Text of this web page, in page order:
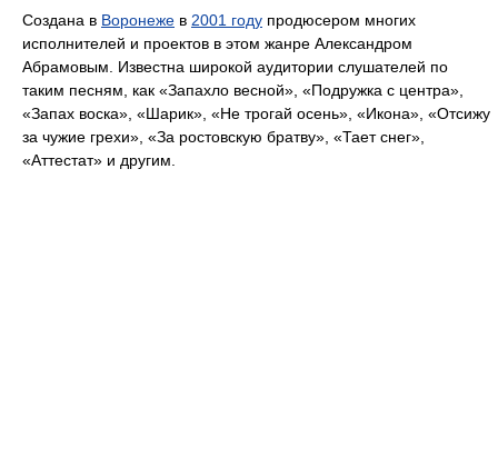
Создана в Воронеже в 2001 году продюсером многих
исполнителей и проектов в этом жанре Александром
Абрамовым. Известна широкой аудитории слушателей по
таким песням, как «Запахло весной», «Подружка с центра»,
«Запах воска», «Шарик», «Не трогай осень», «Икона», «Отсижу
за чужие грехи», «За ростовскую братву», «Тает снег»,
«Аттестат» и другим.